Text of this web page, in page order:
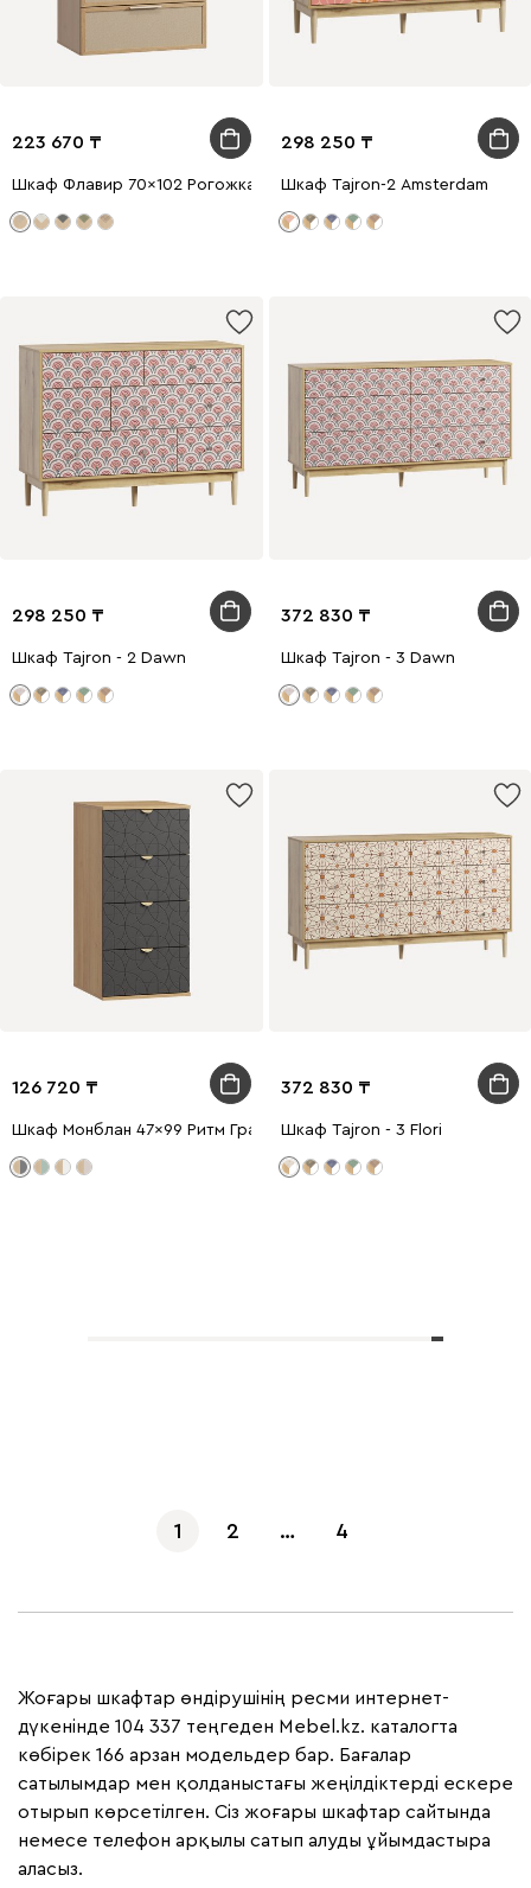
223 670
Шкаф Флавир 70x102 Рогожка Бежевый
298 250
Шкаф Tajron-2 Amsterdam
298 250
Шкаф Tajron - 2 Dawn
372 830
Шкаф Tajron - 3 Dawn
126 720
Шкаф Монблан 47x99 Ритм Графитовый
372 830
Шкаф Tajron - 3 Flori
1 2 … 4
Жоғары шкафтар өндірушінің ресми интернет-
дүкенінде 104 337 теңгеден Mebel.kz. каталогта
көбірек 166 арзан модельдер бар. Бағалар
сатылымдар мен қолданыстағы жеңілдіктерді ескере
отырып көрсетілген. Сіз жоғары шкафтар сайтында
немесе телефон арқылы сатып алуды ұйымдастыра
аласыз.